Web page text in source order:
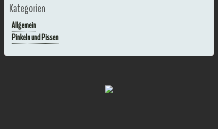
Kategorien
Allgemein
Pinkeln und Pissen